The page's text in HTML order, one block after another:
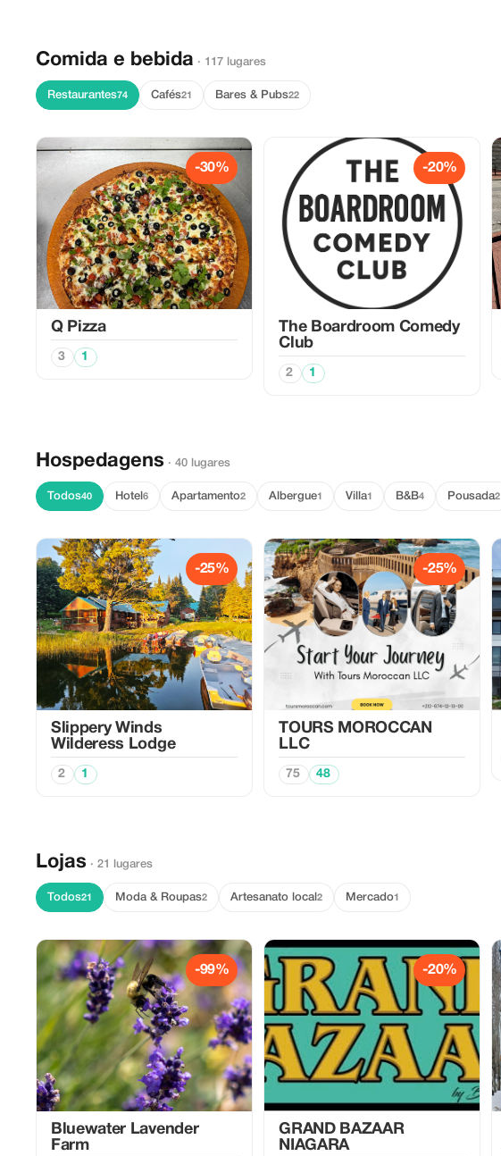
Comida e bebida · 117 lugares
Restaurantes74 Cafés21 Bares & Pubs22
-30%
Q Pizza
3 1
-20%
The Boardroom Comedy
Club
2 1
Hospedagens · 40 lugares
Todos40 Hotel 6 Apartamento2 Albergue1 Villa1 B&B4 Pousada2
-25%
Slippery Winds
Wilderess Lodge
2 1
-25%
TOURS MOROCCAN
LLC
75 48
Lojas · 21 lugares
Todos21 Moda & Roupas2 Artesanato local 2 Mercado1
-99%
Bluewater Lavender
Farm
-20%
GRAND BAZAAR
NIAGARA